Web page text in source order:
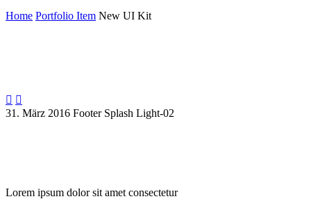
Home Portfolio Item New UI Kit
 
31. März 2016 Footer Splash Light-02
Lorem ipsum dolor sit amet consectetur